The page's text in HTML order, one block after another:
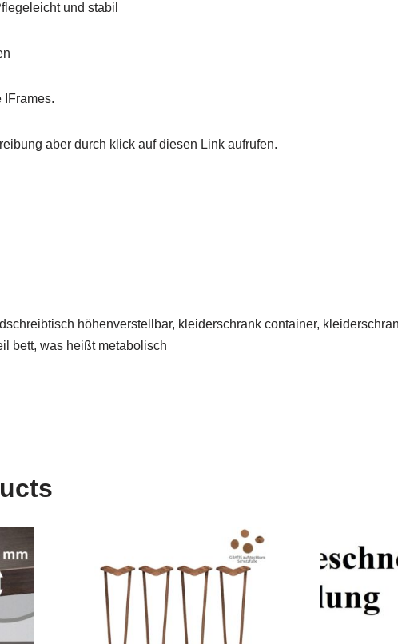
und stabil
IFrames.
aber durch klick auf diesen Link aufrufen.
höhenverstellbar, kleiderschrank container,
bett, was heißt metabolisch